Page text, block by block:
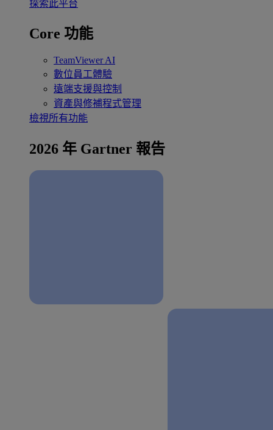
探索此平台
Core 功能
TeamViewer AI
數位員工體驗
遠端支援與控制
資產與修補程式管理
檢視所有功能
2026 年 Gartner 報告